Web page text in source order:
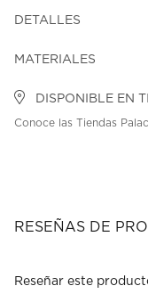
DETALLES
MATERIALES
DISPONIBLE EN
Conoce las Tiendas
RESEÑAS DE
Reseñar este